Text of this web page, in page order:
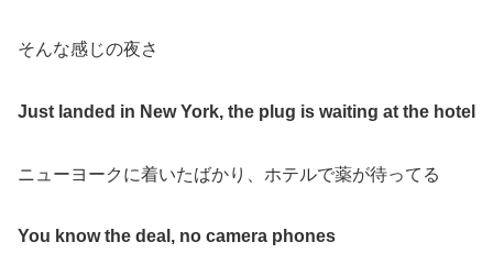
そんな感じの夜さ
Just landed in New York, the plug is waiting at the hotel
ニューヨークに着いたばかり、ホテルで薬が待ってる
You know the deal, no camera phones